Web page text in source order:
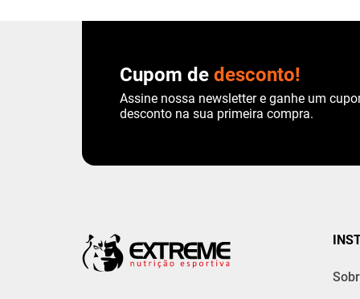
Cupom de desconto!
Assine nossa newsletter e ganhe um
desconto na sua primeira compra.